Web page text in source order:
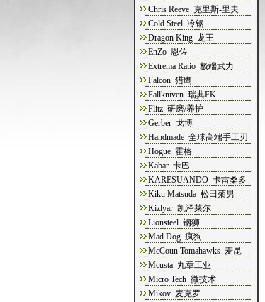
Chris Reeve 克里斯-里夫
Cold Steel 冷钢
Dragon King 龙王
EnZo 恩佐
Extrema Ratio 极端武力
Falcon 猎鹰
Fallkniven 瑞典FK
Flitz 研磨/养护
Gerber 戈博
Handmade 全球高端手工刃
Hogue 霍格
Kabar 卡巴
KARESUANDO 卡雷桑多
Kiku Matsuda 松田菊男
Kizlyar 凯泽莱尔
Lionsteel 钢狮
Mad Dog 疯狗
McCoun Tomahawks 麦昆
Mcusta 丸章工业
Micro Tech 微技术
Mikov 麦克罗